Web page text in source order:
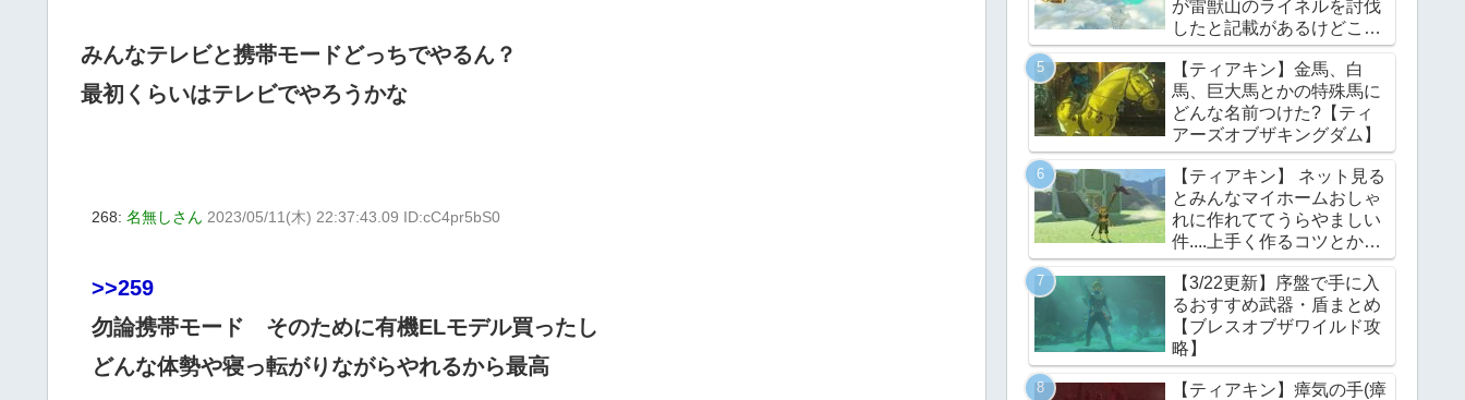
みんなテレビと携帯モードどっちでやるん？
最初くらいはテレビでやろうかな
268: 名無しさん 2023/05/11(木) 22:37:43.09 ID:cC4pr5bS0
>>259
勿論携帯モード そのために有機ELモデル買ったし
どんな体勢や寝っ転がりながらやれるから最高
が雷獣山のライネルを討伐
したと記載があるけどこれ
っていつの話?【ティアー
ズオブザキングダム】
【ティアキン】金馬、白
馬、巨大馬とかの特殊馬に
どんな名前つけた?【ティ
アーズオブザキングダム】
【ティアキン】 ネット見る
とみんなマイホームおしゃ
れに作れててうらやましい
件....上手く作るコツとかあ
る？【ティアーズオブザキ
ングダム】
【3/22更新】序盤で手に入
るおすすめ武器・盾まとめ
【ブレスオブザワイルド攻
略】
【ティアキン】瘴気の手(瘴